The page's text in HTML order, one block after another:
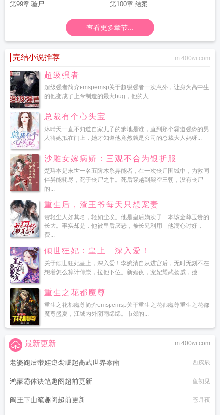
第99章 验尸 第100章 结案
查看更多章节...
完结小说推荐 m.400wi.com
超级强者
超级强者简介emspemsp关于超级强者一次意外，让身为高中生
的他变成了上帝制造的最大bug，他的人...
总裁有个心头宝
沐晴天一直不知道自家儿子的爹地是谁，直到那个霸道强势的男
人将她抵在门上，她才知道他竟然就是公司的总裁大人妈呀...
沙雕女嫁病娇：三观不合为银折服
楚瑶本是末世一名五阶木系异能者，在一次丧尸围城中，为救同
伴异能耗尽，死于丧尸之手。死后穿越到架空王朝，没有丧尸
的...
重生后，渣王爷每天只想宠妻
贺轻尘人如其名，轻如尘埃。他是皇后嫡次子，本该金尊玉贵的
长大。事实却是，他被皇后厌恶，被长兄利用，他满心讨好，
费...
倾世狂妃：皇上，深入爱！
关于倾世狂妃皇上，深入爱！李婉清自从进宫后，无时无刻不在
想着怎么算计傅崇，拉他下位。新婚夜，宠妃耀武扬威，她...
重生之花都魔尊
重生之花都魔尊简介emspemsp关于重生之花都魔尊重生之花都
魔尊盛夏，江城内外阴雨绵绵。市郊的...
m.400wi.com
最新更新
老婆跑后带娃逆袭崛起高武世界泰南 西戌辰
鸿蒙霸体诀笔趣阁超前更新 鱼初见
阎王下山笔趣阁超前更新 苍月夜